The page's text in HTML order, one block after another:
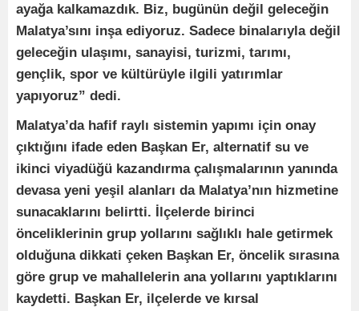
ayağa kalkamazdık. Biz, bugünün değil geleceğin
Malatya’sını inşa ediyoruz. Sadece binalarıyla değil
geleceğin ulaşımı, sanayisi, turizmi, tarımı,
gençlik, spor ve kültürüyle ilgili yatırımlar
yapıyoruz” dedi.
Malatya’da hafif raylı sistemin yapımı için onay
çıktığını ifade eden Başkan Er, alternatif su ve
ikinci viyadüğü kazandırma çalışmalarının yanında
devasa yeni yeşil alanları da Malatya’nın hizmetine
sunacaklarını belirtti. İlçelerde birinci
önceliklerinin grup yollarını sağlıklı hale getirmek
olduğuna dikkati çeken Başkan Er, öncelik sırasına
göre grup ve mahallelerin ana yollarını yaptıklarını
kaydetti. Başkan Er, ilçelerde ve kırsal